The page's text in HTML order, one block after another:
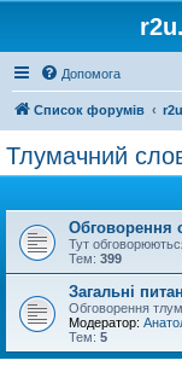
Допомога
Список форумів
Тлумачний
Обговорення
Тут
Тем: 399
Загальні
Обговорення
Модератор:
Тем: 5